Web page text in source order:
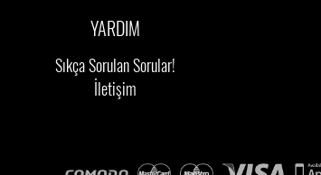
YARDIM
Sıkça Sorulan Sorular!
İletişim